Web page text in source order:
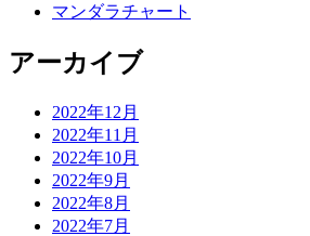
マンダラチャート
アーカイブ
2022年12月
2022年11月
2022年10月
2022年9月
2022年8月
2022年7月